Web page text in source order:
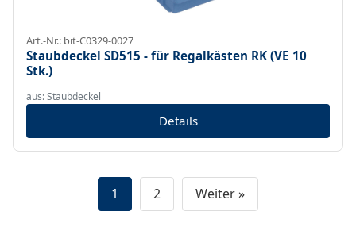
Art.-Nr.: bit-C0329-0027
Staubdeckel SD515 - für Regalkästen RK (VE 10
Stk.)
aus: Staubdeckel
Details
1 2 Weiter »